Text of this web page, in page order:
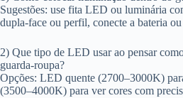
Sugestões: use fita LED ou luminária
dupla-face ou perfil, conecte a bateria ou
2) Que tipo de LED usar ao pensar
guarda-roupa?
Opções: LED quente (2700–3000K)
(3500–4000K) para ver cores com